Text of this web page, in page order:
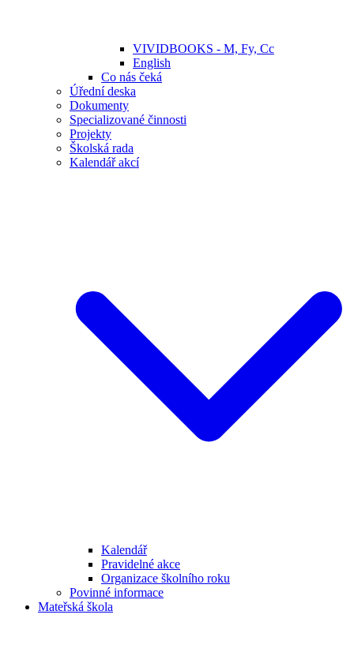
VIVIDBOOKS - M, Fy, Cc
English
Co nás čeká
Úřední deska
Dokumenty
Specializované činnosti
Projekty
Školská rada
Kalendář akcí
Kalendář
Pravidelné akce
Organizace školního roku
Povinné informace
Mateřská škola